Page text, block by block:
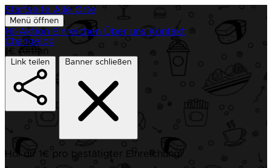
Startseite Alle Orte
Menü öffnen
1€-Aktion Einreichen Über uns Kontakt
Changelog
1€ Aktion
Link teilen Banner schließen
Hol dir 1€ pro bestätigter Einreichung!